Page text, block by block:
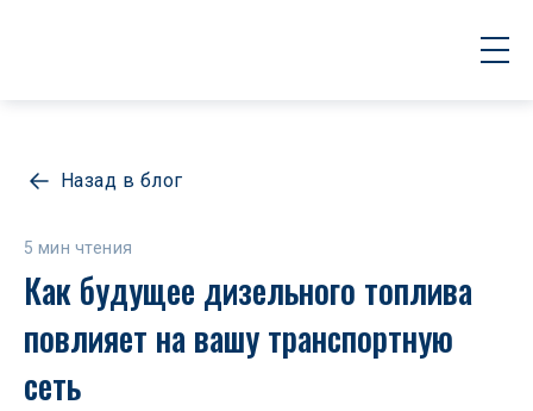
Назад в блог
5 мин чтения
Как будущее дизельного топлива
повлияет на вашу транспортную
сеть